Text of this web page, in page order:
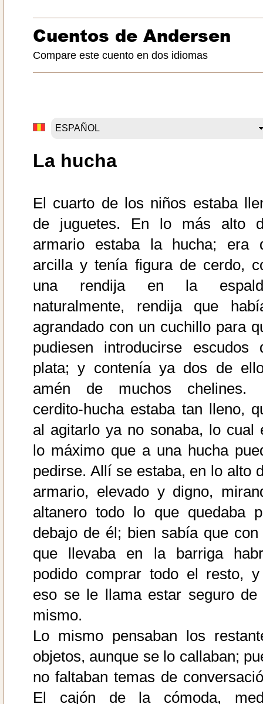
Cuentos de Andersen
Compare este cuento en dos idiomas
La hucha
El cuarto de los niños estaba
de juguetes. En lo más alto
armario estaba la hucha; era
arcilla y tenía figura de cerdo,
una rendija en la
naturalmente, rendija que
agrandado con un cuchillo para
pudiesen introducirse escudos
plata; y contenía ya dos de
amén de muchos chelines.
cerdito-hucha estaba tan lleno,
al agitarlo ya no sonaba, lo cual
lo máximo que a una hucha
pedirse. Allí se estaba, en lo alto
armario, elevado y digno,
altanero todo lo que quedaba
debajo de él; bien sabía que con
que llevaba en la barriga
podido comprar todo el resto,
eso se le llama estar seguro de
mismo.
Lo mismo pensaban los
objetos, aunque se lo callaban;
no faltaban temas de
El cajón de la cómoda,